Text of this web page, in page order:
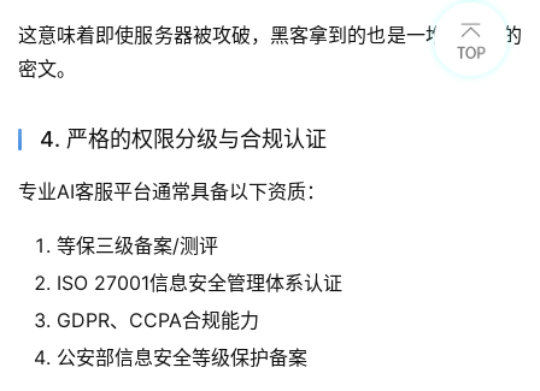
这意味着即使服务器被攻破，黑客拿到的也是一堆看不懂的
密文。
4. 严格的权限分级与合规认证
专业AI客服平台通常具备以下资质：
等保三级备案/测评
ISO 27001信息安全管理体系认证
GDPR、CCPA合规能力
公安部信息安全等级保护备案